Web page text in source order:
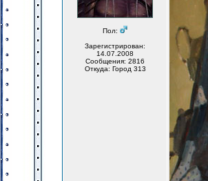
Пол:
Зарегистрирован:
14.07.2008
Сообщения: 2816
Откуда: Город 313